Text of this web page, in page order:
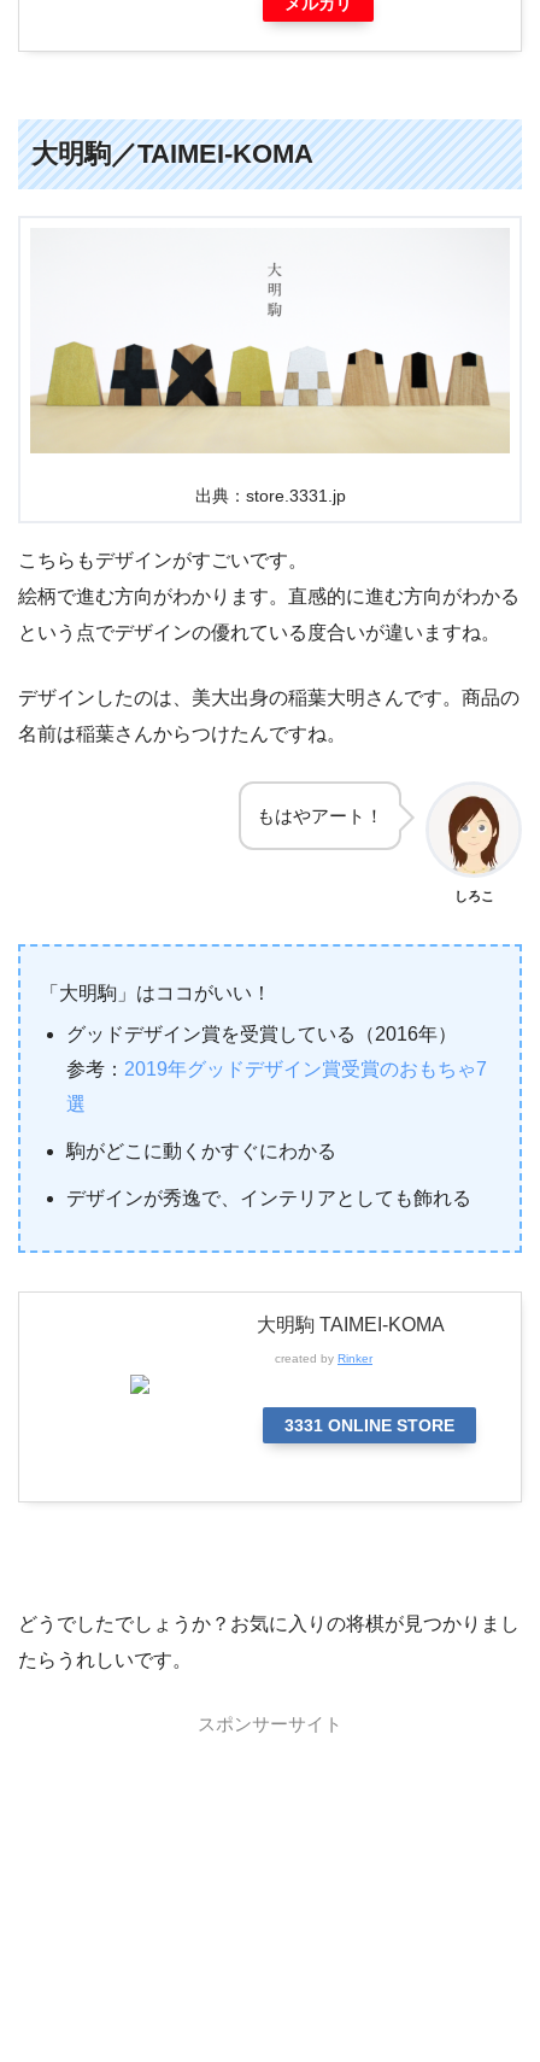
メルカリ
大明駒／TAIMEI-KOMA
出典：store.3331.jp
こちらもデザインがすごいです。
絵柄で進む方向がわかります。直感的に進む方向がわかる
という点でデザインの優れている度合いが違いますね。
デザインしたのは、美大出身の稲葉大明さんです。商品の
名前は稲葉さんからつけたんですね。
もはやアート！
しろこ
「大明駒」はココがいい！
グッドデザイン賞を受賞している（2016年）
参考： 2019年グッドデザイン賞受賞のおもちゃ7
選
駒がどこに動くかすぐにわかる
デザインが秀逸で、インテリアとしても飾れる
大明駒 TAIMEI-KOMA
created by Rinker
3331 ONLINE STORE
どうでしたでしょうか？お気に入りの将棋が見つかりまし
たらうれしいです。
スポンサーサイト